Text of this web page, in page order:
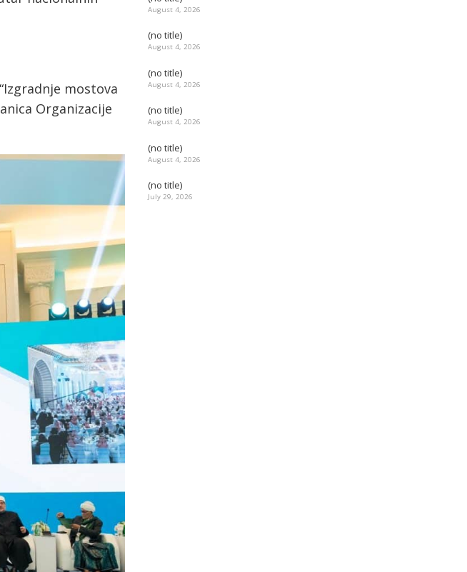
mostova
Organizacije
August 4, 2026
(no title)
August 4, 2026
(no title)
August 4, 2026
(no title)
August 4, 2026
(no title)
August 4, 2026
(no title)
July 29, 2026